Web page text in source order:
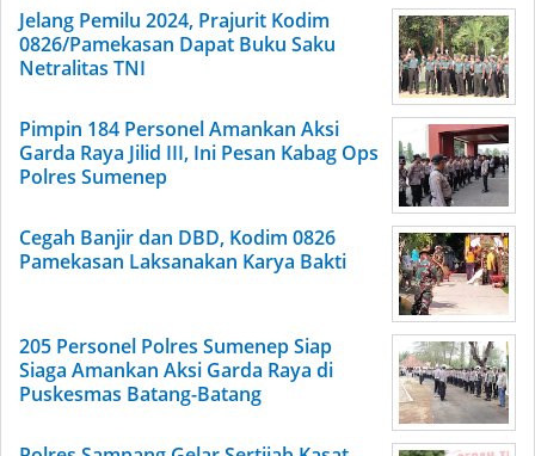
Jelang Pemilu 2024, Prajurit Kodim
0826/Pamekasan Dapat Buku Saku
Netralitas TNI
Pimpin 184 Personel Amankan Aksi
Garda Raya Jilid III, Ini Pesan Kabag Ops
Polres Sumenep
Cegah Banjir dan DBD, Kodim 0826
Pamekasan Laksanakan Karya Bakti
205 Personel Polres Sumenep Siap
Siaga Amankan Aksi Garda Raya di
Puskesmas Batang-Batang